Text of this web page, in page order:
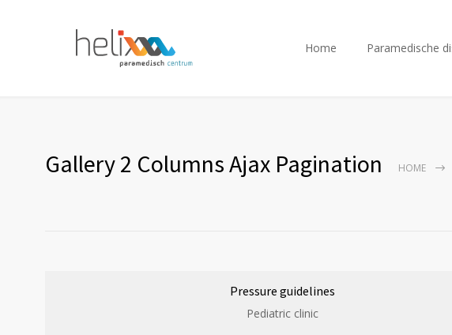
Home Paramedische
Gallery 2 Columns Ajax Pagination HOME
Pressure guidelines
Pediatric clinic